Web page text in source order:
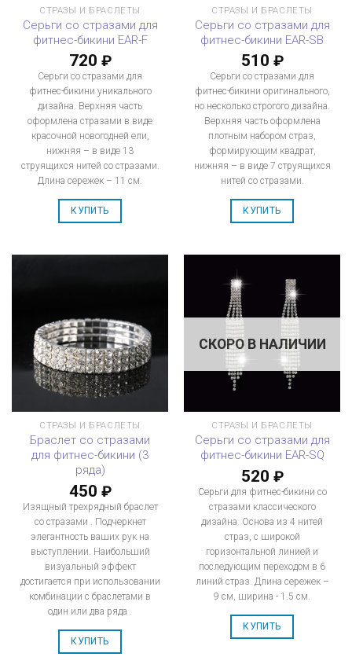
СТРАЗЫ И БРАСЛЕТЫ
Серьги со стразами для
фитнес-бикини EAR-F
720 ₽
Серьги со стразами для
фитнес-бикини уникального
дизайна. Верхняя часть
оформлена стразами в виде
красочной новогодней ели,
нижняя – в виде 13
струящихся нитей со стразами.
Длина сережек – 11 см.
КУПИТЬ
СТРАЗЫ И БРАСЛЕТЫ
Серьги со стразами для
фитнес-бикини EAR-SB
510 ₽
Серьги со стразами для
фитнес-бикини оригинального,
но несколько строгого дизайна.
Верхняя часть оформлена
плотным набором страз,
формирующим квадрат,
нижняя – в виде 7 струящихся
нитей со стразами.
КУПИТЬ
СТРАЗЫ И БРАСЛЕТЫ
Браслет со стразами
для фитнес-бикини (3
ряда)
450 ₽
Изящный трехрядный браслет
со стразами . Подчеркнет
элегантность ваших рук на
выступлении. Наибольший
визуальный эффект
достигается при использовании
комбинации с браслетами в
один или два ряда .
КУПИТЬ
СКОРО В НАЛИЧИИ
СТРАЗЫ И БРАСЛЕТЫ
Серьги со стразами для
фитнес-бикини EAR-SQ
520 ₽
Серьги для фитнес-бикини со
стразами классического
дизайна. Основа из 4 нитей
страз, с широкой
горизонтальной линией и
последующим переходом в 6
линий страз. Длина сережек –
9 см, ширина - 1.5 см.
КУПИТЬ